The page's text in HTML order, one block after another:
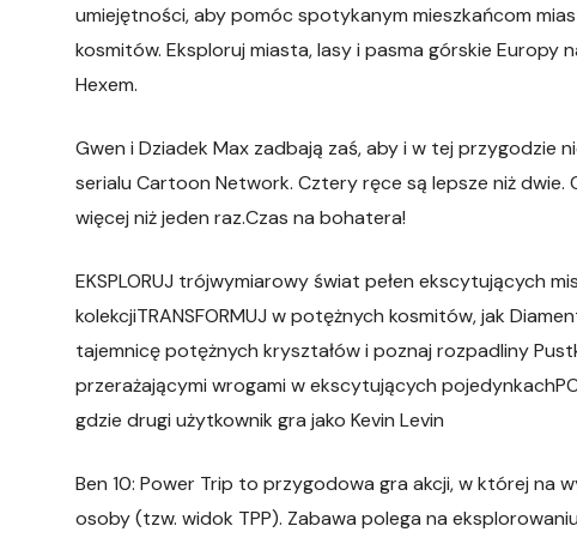
umiejętności, aby pomóc spotykanym mieszkańcom
kosmitów. Eksploruj miasta, lasy i pasma górskie Europy
Hexem.
Gwen i Dziadek Max zadbają zaś, aby i w tej przygodzie
serialu Cartoon Network. Cztery ręce są lepsze niż
więcej niż jeden raz.Czas na bohatera!
EKSPLORUJ trójwymiarowy świat pełen ekscytujących
kolekcjiTRANSFORMUJ w potężnych kosmitów, jak
tajemnicę potężnych kryształów i poznaj rozpadliny
przerażającymi wrogami w ekscytujących
gdzie drugi użytkownik gra jako Kevin Levin
Ben 10: Power Trip to przygodowa gra akcji, w której
osoby (tzw. widok TPP). Zabawa polega na